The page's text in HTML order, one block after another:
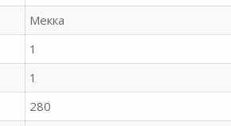
Мекка
1
1
280